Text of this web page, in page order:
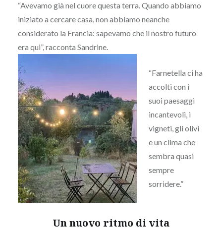
“Avevamo già nel cuore questa terra. Quando abbiamo
iniziato a cercare casa, non abbiamo neanche
considerato la Francia: sapevamo che il nostro futuro
era qui”, racconta Sandrine.
“Farnetella ci ha
accolti con i
suoi paesaggi
incantevoli, i
vigneti, gli olivi
e un clima che
sembra quasi
sempre
sorridere.”
Un nuovo ritmo di vita